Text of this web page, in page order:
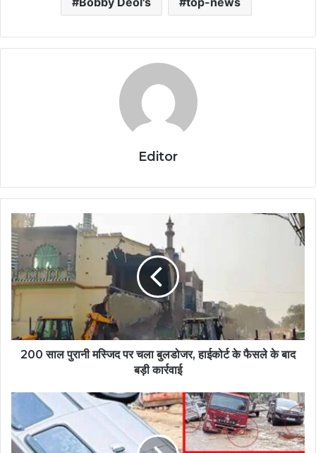
Editor
200 साल पुरानी मस्जिद पर चला बुलडोजर, हाईकोर्ट के फैसले के बाद
बड़ी कार्रवाई